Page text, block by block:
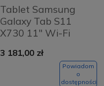
Tablet Samsung
Galaxy Tab S11
X730 11" Wi-Fi
Grey
3 181,00 zł
Powiadom
o
dostępności